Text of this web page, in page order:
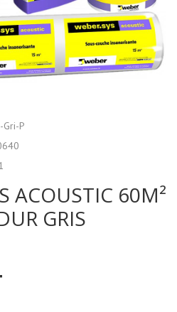
P
ACOUSTIC 60M²
GRIS